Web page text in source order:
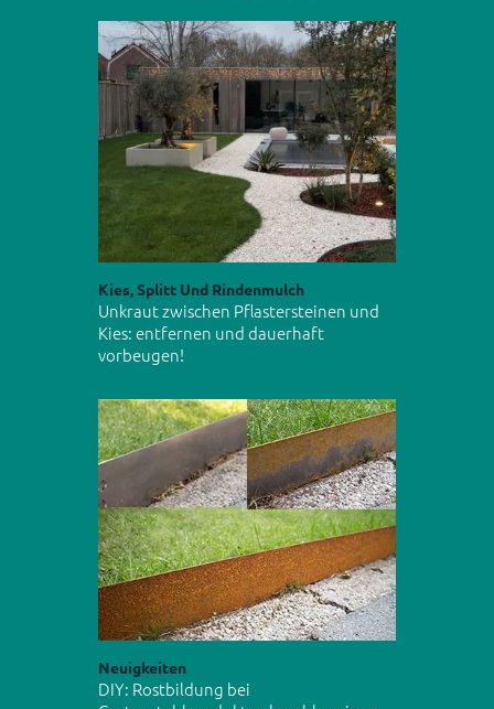
Kies, Splitt Und Rindenmulch
Unkraut zwischen Pflastersteinen und
Kies: entfernen und dauerhaft
vorbeugen!
Neuigkeiten
DIY: Rostbildung bei